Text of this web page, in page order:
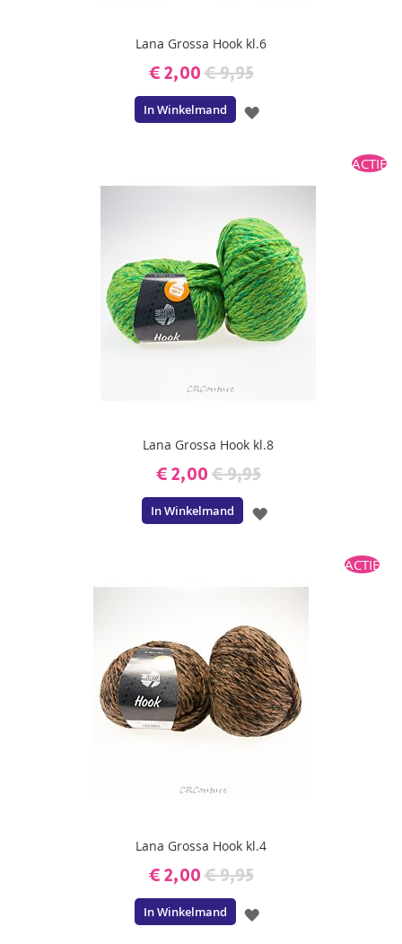
Lana Grossa Hook kl.6
€ 2,00€ 9,95
In Winkelmand
VOEG
ACTIE
Lana Grossa Hook kl.8
€ 2,00€ 9,95
In Winkelmand
VOEG
ACTIE
Lana Grossa Hook kl.4
€ 2,00€ 9,95
In Winkelmand
VOEG